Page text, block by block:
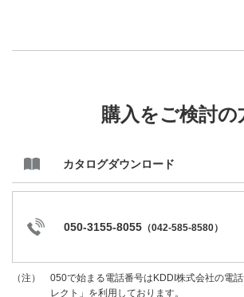
購入をご検討の
カタログダウンロード
050-3155-8055 （042-585-8580）
（注）
050で始まる電話番号はKDDI株式会社の電
レクト」を利用しております。